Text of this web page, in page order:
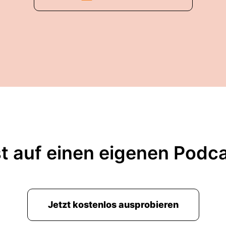
auf einen eigenen
Jetzt kostenlos ausprobieren